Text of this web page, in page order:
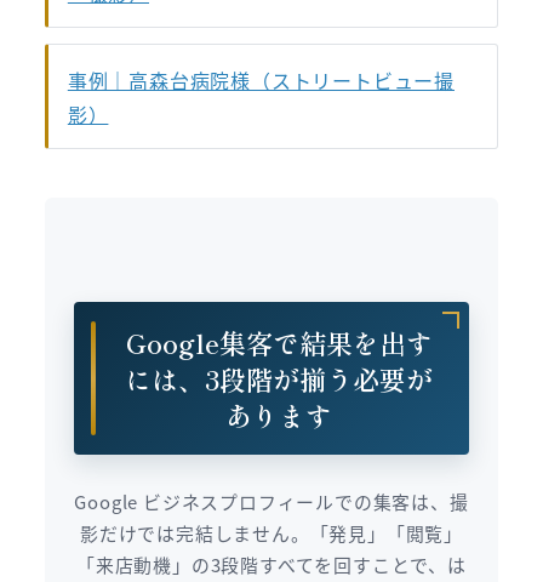
事例｜高森台病院様（ストリートビュー撮
影）
Google集客で結果を出す
には、3段階が揃う必要が
あります
Google ビジネスプロフィールでの集客は、撮
影だけでは完結しません。「発見」「閲覧」
「来店動機」の3段階すべてを回すことで、は